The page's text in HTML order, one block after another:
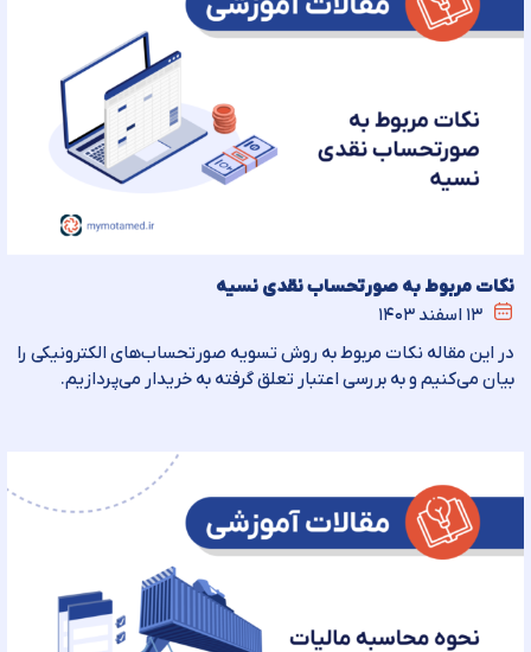
نکات مربوط به صورتحساب نقدی نسیه
۱۳ اسفند ۱۴۰۳
در این مقاله نکات مربوط به روش تسویه صورتحساب‌های الکترونیکی را
بیان می‌کنیم و به بررسی اعتبار تعلق گرفته به خریدار می‌پردازیم.